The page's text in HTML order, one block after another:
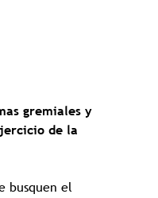
gremiales y
de la
busquen el